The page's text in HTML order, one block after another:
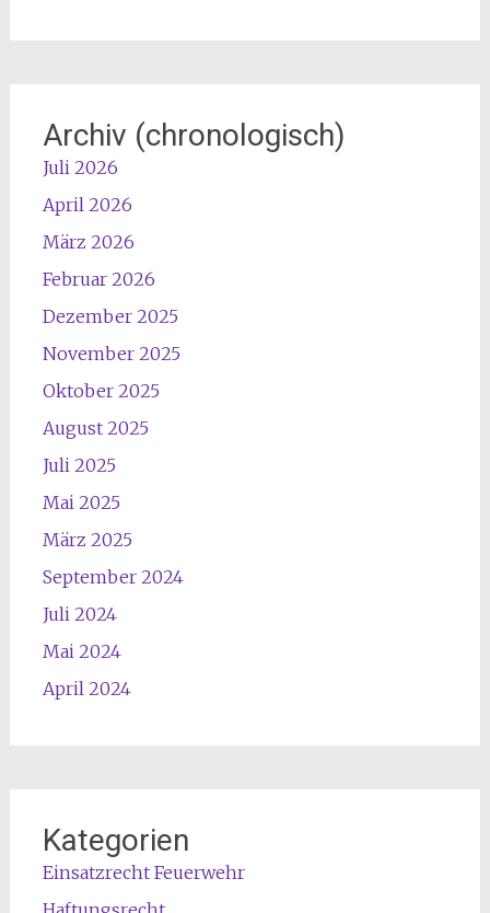
Archiv (chronologisch)
Juli 2026
April 2026
März 2026
Februar 2026
Dezember 2025
November 2025
Oktober 2025
August 2025
Juli 2025
Mai 2025
März 2025
September 2024
Juli 2024
Mai 2024
April 2024
Kategorien
Einsatzrecht Feuerwehr